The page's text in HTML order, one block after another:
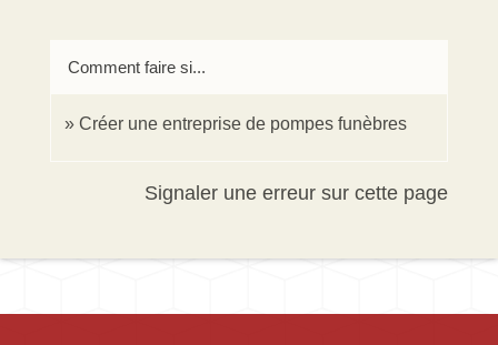
Comment faire si...
Créer une entreprise de pompes funèbres
Signaler une erreur sur cette page